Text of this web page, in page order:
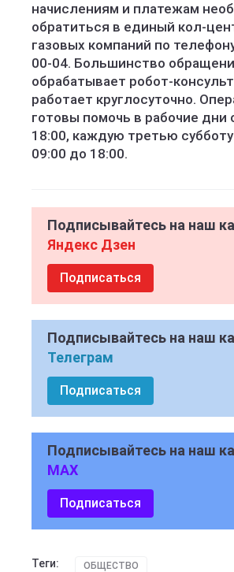
начислениям и платежам
обратиться в единый кол-
газовых компаний по
00-04. Большинство
обрабатывает робот-
работает круглосуточно.
готовы помочь в рабочие дни
18:00, каждую третью
09:00 до 18:00.
Подписывайтесь на наш
Яндекс Дзен
Подписаться
Подписывайтесь на наш
Телеграм
Подписаться
Подписывайтесь на наш
MAX
Подписаться
Теги: ОБЩЕСТВО